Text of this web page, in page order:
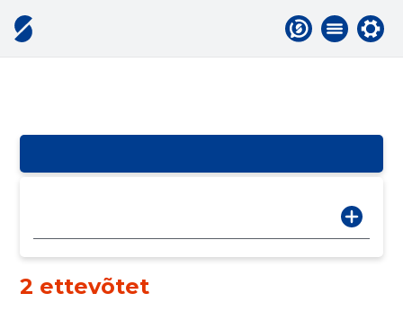
2 ettevõtet